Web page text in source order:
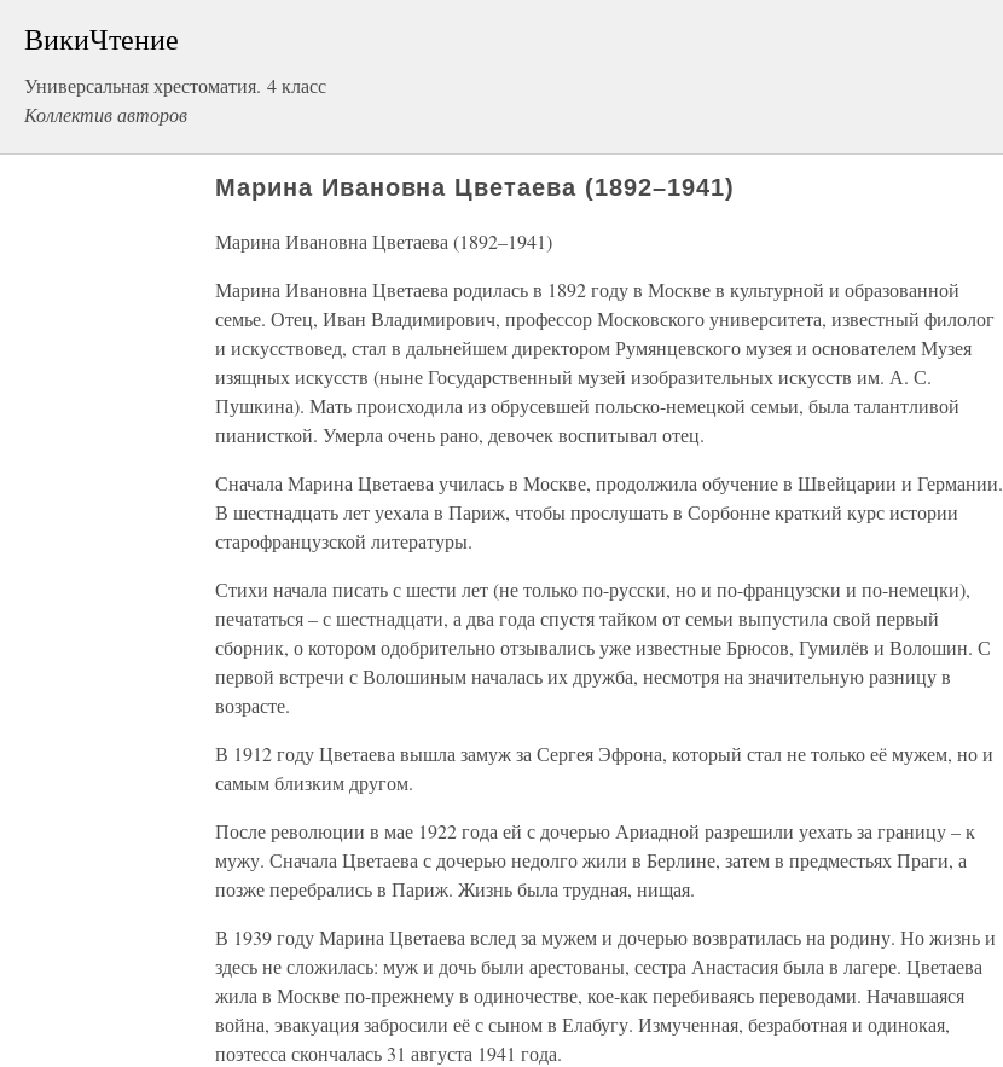
ВикиЧтение
Универсальная хрестоматия. 4 класс
Коллектив авторов
Марина Ивановна Цветаева (1892–1941)
Марина Ивановна Цветаева (1892–1941)
Марина Ивановна Цветаева родилась в 1892 году в Москве в культурной и образованной
семье. Отец, Иван Владимирович, профессор Московского университета, известный филолог
и искусствовед, стал в дальнейшем директором Румянцевского музея и основателем Музея
изящных искусств (ныне Государственный музей изобразительных искусств им. А. С.
Пушкина). Мать происходила из обрусевшей польско-немецкой семьи, была талантливой
пианисткой. Умерла очень рано, девочек воспитывал отец.
Сначала Марина Цветаева училась в Москве, продолжила обучение в Швейцарии и Германии.
В шестнадцать лет уехала в Париж, чтобы прослушать в Сорбонне краткий курс истории
старофранцузской литературы.
Стихи начала писать с шести лет (не только по-русски, но и по-французски и по-немецки),
печататься – с шестнадцати, а два года спустя тайком от семьи выпустила свой первый
сборник, о котором одобрительно отзывались уже известные Брюсов, Гумилёв и Волошин. С
первой встречи с Волошиным началась их дружба, несмотря на значительную разницу в
возрасте.
В 1912 году Цветаева вышла замуж за Сергея Эфрона, который стал не только её мужем, но и
самым близким другом.
После революции в мае 1922 года ей с дочерью Ариадной разрешили уехать за границу – к
мужу. Сначала Цветаева с дочерью недолго жили в Берлине, затем в предместьях Праги, а
позже перебрались в Париж. Жизнь была трудная, нищая.
В 1939 году Марина Цветаева вслед за мужем и дочерью возвратилась на родину. Но жизнь и
здесь не сложилась: муж и дочь были арестованы, сестра Анастасия была в лагере. Цветаева
жила в Москве по-прежнему в одиночестве, кое-как перебиваясь переводами. Начавшаяся
война, эвакуация забросили её с сыном в Елабугу. Измученная, безработная и одинокая,
поэтесса скончалась 31 августа 1941 года.